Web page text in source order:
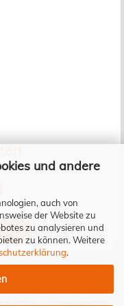
und andere
auch von
der Website zu
zu analysieren und
zu können. Weitere
.